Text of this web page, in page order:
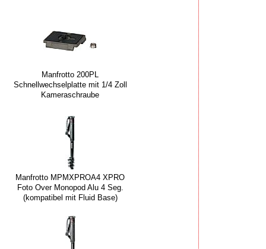
Manfrotto 200PL
Schnellwechselplatte mit 1/4 Zoll
Kameraschraube
Manfrotto MPMXPROA4 XPRO
Foto Over Monopod Alu 4 Seg.
(kompatibel mit Fluid Base)